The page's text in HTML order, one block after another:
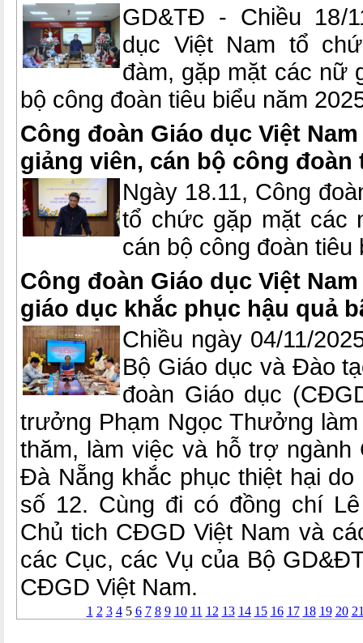
GD&TĐ - Chiều 18/
dục Việt Nam tổ
đàm, gặp mặt các nữ
bộ công đoàn tiêu biểu năm
Công đoàn Giáo dục Việt
giảng viên, cán bộ công đoàn
Ngày 18.11, Công
tổ chức gặp mặt các
cán bộ công đoàn tiêu
Công đoàn Giáo dục Việt
giáo dục khắc phục hậu quả
Chiều ngày 04/11/
Bộ Giáo dục và Đào
đoàn Giáo dục
trưởng Phạm Ngọc Thưởng
thăm, làm việc và hỗ trợ ngành
Đà Nẵng khắc phục thiệt hại
số 12. Cùng đi có đồng chí
Chủ tich CĐGD Việt Nam và
các Cục, các Vụ của Bộ
CĐGD Việt Nam.
1 2 3 45 6 7 8 9 10 11 12 13 14 15 16 17 18 19 20